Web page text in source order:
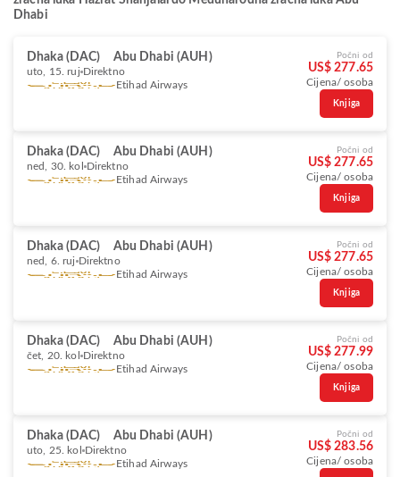
Dhabi
Dhaka (DAC) Abu Dhabi (AUH)
uto, 15. ruj Direktno
Etihad Airways
Počni od
US$ 277.65
Cijena/ osoba
Knjiga
Dhaka (DAC) Abu Dhabi (AUH)
ned, 30. kol Direktno
Etihad Airways
Počni od
US$ 277.65
Cijena/ osoba
Knjiga
Dhaka (DAC) Abu Dhabi (AUH)
ned, 6. ruj Direktno
Etihad Airways
Počni od
US$ 277.65
Cijena/ osoba
Knjiga
Dhaka (DAC) Abu Dhabi (AUH)
čet, 20. kol Direktno
Etihad Airways
Počni od
US$ 277.99
Cijena/ osoba
Knjiga
Dhaka (DAC) Abu Dhabi (AUH)
uto, 25. kol Direktno
Etihad Airways
Počni od
US$ 283.56
Cijena/ osoba